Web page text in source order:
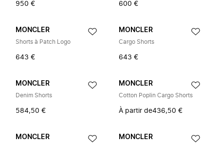
950 € 600 €
MONCLER
Shorts à Patch Logo
643 €
MONCLER
Cargo Shorts
643 €
MONCLER
Denim Shorts
584,50 €
MONCLER
Cotton Poplin Cargo Shorts
À partir de436,50 €
MONCLER MONCLER